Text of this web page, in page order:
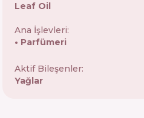
Leaf Oil
Ana İşlevleri:
Parfümeri
Aktif Bileşenler:
Yağlar